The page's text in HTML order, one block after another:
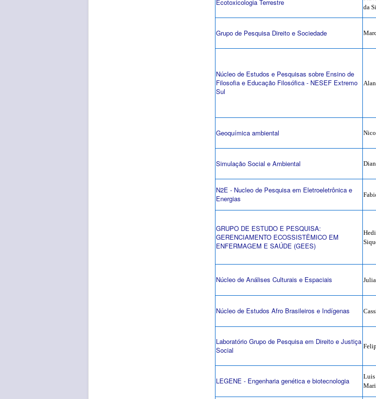
Ecotoxicologia Terrestre
da
Grupo de Pesquisa Direito e Sociedade
Núcleo de Estudos e Pesquisas sobre Ensino de
Filosofia e Educação Filosófica - NESEF Extremo
Sul
Geoquímica ambiental
Simulação Social e Ambiental
N2E - Nucleo de Pesquisa em Eletroeletrônica e
Energias
GRUPO DE ESTUDO E PESQUISA:
GERENCIAMENTO ECOSSISTÊMICO EM
ENFERMAGEM E SAÚDE (GEES)
Núcleo de Análises Culturais e Espaciais
Núcleo de Estudos Afro Brasileiros e Indígenas
Laboratório Grupo de Pesquisa em Direito e Justiça
Social
LEGENE - Engenharia genética e biotecnologia
Luis